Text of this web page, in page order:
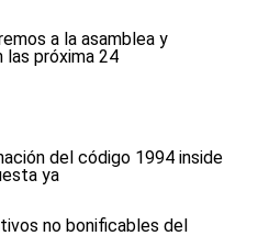
a la asamblea y
las próxima 24
del código 1994 inside
ya
no bonificables del